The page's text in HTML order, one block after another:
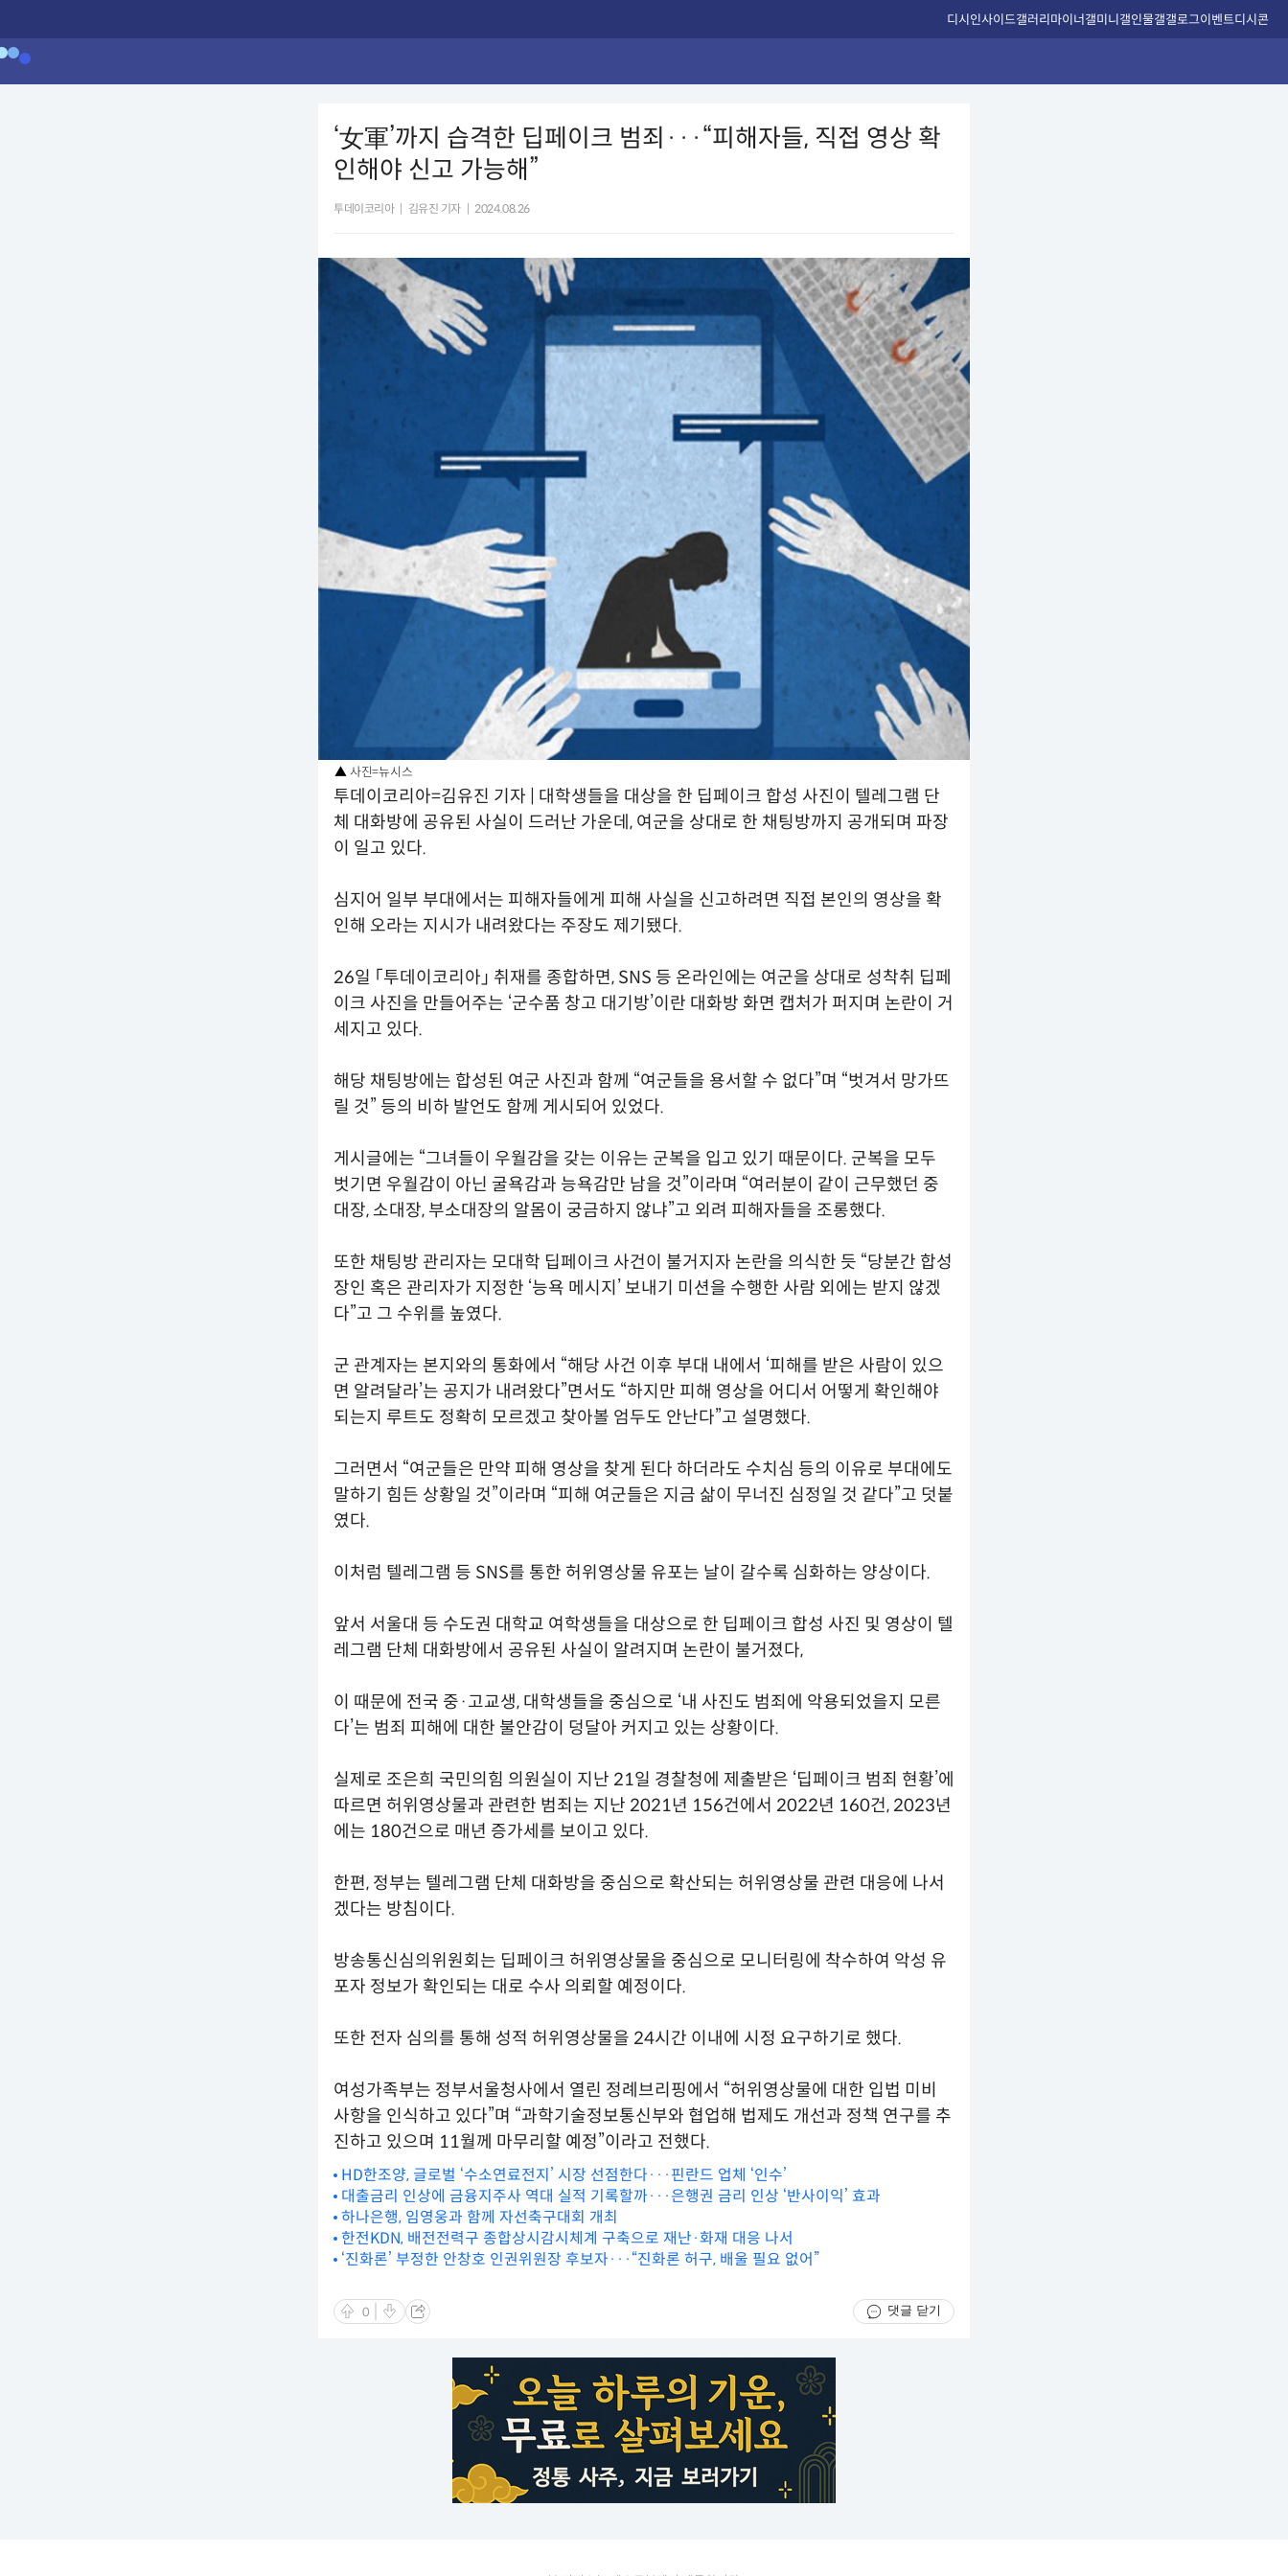
디시인사이드갤러리마이너갤미니갤인물갤갤로그이벤트디시콘
‘女軍’까지 습격한 딥페이크 범죄···“피해자들, 직접 영상 확
인해야 신고 가능해”
투데이코리아 김유진 기자 2024.08.26
▲ 사진=뉴시스
투데이코리아=김유진 기자 | 대학생들을 대상을 한 딥페이크 합성 사진이 텔레그램 단
체 대화방에 공유된 사실이 드러난 가운데, 여군을 상대로 한 채팅방까지 공개되며 파장
이 일고 있다.
심지어 일부 부대에서는 피해자들에게 피해 사실을 신고하려면 직접 본인의 영상을 확
인해 오라는 지시가 내려왔다는 주장도 제기됐다.
26일 「투데이코리아」 취재를 종합하면, SNS 등 온라인에는 여군을 상대로 성착취 딥페
이크 사진을 만들어주는 ‘군수품 창고 대기방’이란 대화방 화면 캡처가 퍼지며 논란이 거
세지고 있다.
해당 채팅방에는 합성된 여군 사진과 함께 “여군들을 용서할 수 없다”며 “벗겨서 망가뜨
릴 것” 등의 비하 발언도 함께 게시되어 있었다.
게시글에는 “그녀들이 우월감을 갖는 이유는 군복을 입고 있기 때문이다. 군복을 모두
벗기면 우월감이 아닌 굴욕감과 능욕감만 남을 것”이라며 “여러분이 같이 근무했던 중
대장, 소대장, 부소대장의 알몸이 궁금하지 않냐”고 외려 피해자들을 조롱했다.
또한 채팅방 관리자는 모대학 딥페이크 사건이 불거지자 논란을 의식한 듯 “당분간 합성
장인 혹은 관리자가 지정한 ‘능욕 메시지’ 보내기 미션을 수행한 사람 외에는 받지 않겠
다”고 그 수위를 높였다.
군 관계자는 본지와의 통화에서 “해당 사건 이후 부대 내에서 ‘피해를 받은 사람이 있으
면 알려달라’는 공지가 내려왔다”면서도 “하지만 피해 영상을 어디서 어떻게 확인해야
되는지 루트도 정확히 모르겠고 찾아볼 엄두도 안난다”고 설명했다.
그러면서 “여군들은 만약 피해 영상을 찾게 된다 하더라도 수치심 등의 이유로 부대에도
말하기 힘든 상황일 것”이라며 “피해 여군들은 지금 삶이 무너진 심정일 것 같다”고 덧붙
였다.
이처럼 텔레그램 등 SNS를 통한 허위영상물 유포는 날이 갈수록 심화하는 양상이다.
앞서 서울대 등 수도권 대학교 여학생들을 대상으로 한 딥페이크 합성 사진 및 영상이 텔
레그램 단체 대화방에서 공유된 사실이 알려지며 논란이 불거졌다,
이 때문에 전국 중·고교생, 대학생들을 중심으로 ‘내 사진도 범죄에 악용되었을지 모른
다’는 범죄 피해에 대한 불안감이 덩달아 커지고 있는 상황이다.
실제로 조은희 국민의힘 의원실이 지난 21일 경찰청에 제출받은 ‘딥페이크 범죄 현황’에
따르면 허위영상물과 관련한 범죄는 지난 2021년 156건에서 2022년 160건, 2023년
에는 180건으로 매년 증가세를 보이고 있다.
한편, 정부는 텔레그램 단체 대화방을 중심으로 확산되는 허위영상물 관련 대응에 나서
겠다는 방침이다.
방송통신심의위원회는 딥페이크 허위영상물을 중심으로 모니터링에 착수하여 악성 유
포자 정보가 확인되는 대로 수사 의뢰할 예정이다.
또한 전자 심의를 통해 성적 허위영상물을 24시간 이내에 시정 요구하기로 했다.
여성가족부는 정부서울청사에서 열린 정례브리핑에서 “허위영상물에 대한 입법 미비
사항을 인식하고 있다”며 “과학기술정보통신부와 협업해 법제도 개선과 정책 연구를 추
진하고 있으며 11월께 마무리할 예정”이라고 전했다.
HD한조양, 글로벌 ‘수소연료전지’ 시장 선점한다···핀란드 업체 ‘인수’
대출금리 인상에 금융지주사 역대 실적 기록할까···은행권 금리 인상 ‘반사이익’ 효과
하나은행, 임영웅과 함께 자선축구대회 개최
한전KDN, 배전전력구 종합상시감시체계 구축으로 재난·화재 대응 나서
‘진화론’ 부정한 안창호 인권위원장 후보자···“진화론 허구, 배울 필요 없어”
0 댓글 닫기